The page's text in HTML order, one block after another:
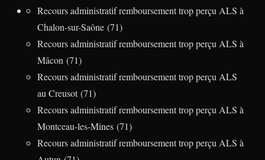
Recours administratif remboursement trop perçu ALS à
Chalon-sur-Saône (71)
Recours administratif remboursement trop perçu ALS à
Mâcon (71)
Recours administratif remboursement trop perçu ALS
au Creusot (71)
Recours administratif remboursement trop perçu ALS à
Montceau-les-Mines (71)
Recours administratif remboursement trop perçu ALS à